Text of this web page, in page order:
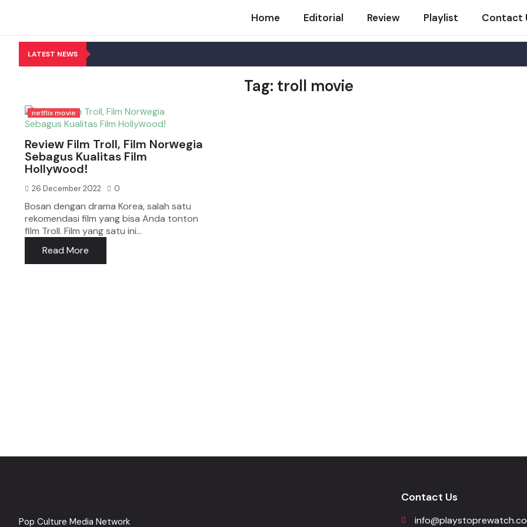
Home Editorial Review Playlist Contact
LATEST NEWS
Tag: troll movie
netflix movie
Revieᴡ Film Troll, Film Norᴡegia
Sebagus Kualitas Film
Hollyᴡoodǃ
26 December 2022 0
Bosan dengan drama Korea, salah satu
rekomendasi film yang bisa Anda tonton
film Troll. Film yang satu ini...
Read More
Pop Culture Media Network
Contact Us